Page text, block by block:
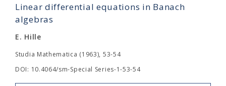
Linear differential equations in Banach
algebras
E. Hille
Studia Mathematica (1963), 53-54
DOI: 10.4064/sm-Special Series-1-53-54